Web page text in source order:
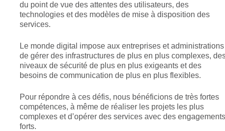
du point de vue des attentes des utilisateurs, des
technologies et des modèles de mise à disposition des
services.
Le monde digital impose aux entreprises et administrations
de gérer des infrastructures de plus en plus complexes,
niveaux de sécurité de plus en plus exigeants et des
besoins de communication de plus en plus flexibles.
Pour répondre à ces défis, nous bénéficions de très fortes
compétences, à même de réaliser les projets les plus
complexes et d’opérer des services avec des engagements
forts.